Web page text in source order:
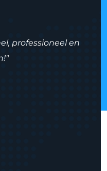
professioneel en